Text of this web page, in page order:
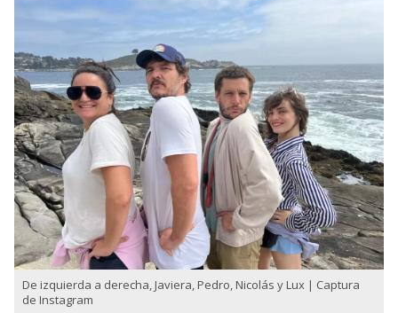
De izquierda a derecha, Javiera, Pedro, Nicolás y Lux | Captura
de Instagram